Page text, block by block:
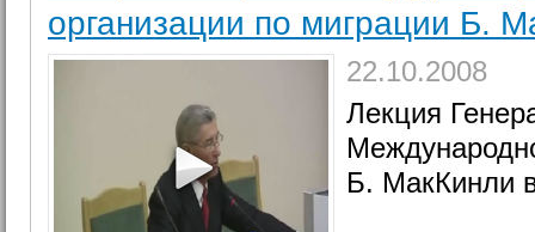
организации по миграции Б.
22.10.2008
Лекция
Б. МакКинли